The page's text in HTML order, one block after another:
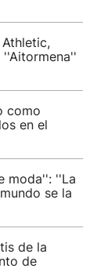
''Aitormena''
como
en el
moda'': ''La
se la
de la
de